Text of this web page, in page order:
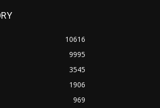
10616
9995
3545
1906
969